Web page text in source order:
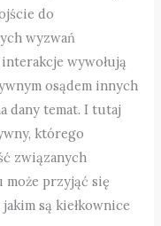
do
wyzwań
wywołują
osądem innych
dany temat. I tutaj
którego
związanych
może przyjąć się
są kiełkownice